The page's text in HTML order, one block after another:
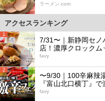
ラーメン.com
アクセスランキング
1
7/31〜｜新静岡セノ
店！濃厚クロック
favy
2
〜9/30｜100辛麻辣
『富山北口横丁』
favy